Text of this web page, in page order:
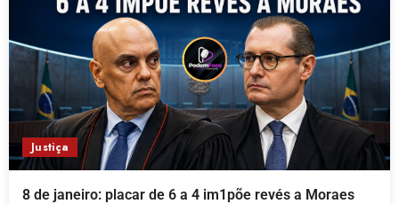
Justiça
8 de janeiro: placar de 6 a 4 im1põe revés a Moraes